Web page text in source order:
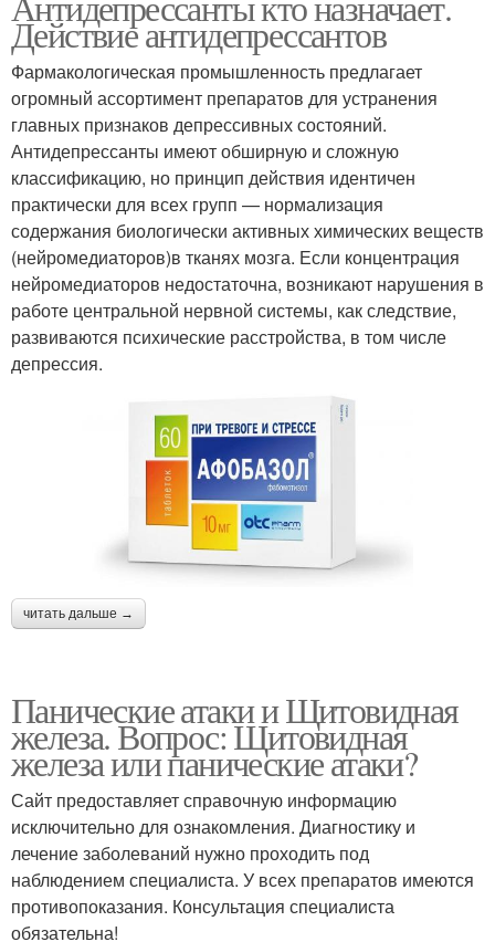
Действие антидепрессантов
Фармакологическая промышленность предлагает
огромный ассортимент препаратов для устранения
главных признаков депрессивных состояний.
Антидепрессанты имеют обширную и сложную
классификацию, но принцип действия идентичен
практически для всех групп — нормализация
содержания биологически активных химических веществ
(нейромедиаторов)в тканях мозга. Если концентрация
нейромедиаторов недостаточна, возникают нарушения в
работе центральной нервной системы, как следствие,
развиваются психические расстройства, в том числе
депрессия.
читать дальше →
Панические атаки и Щитовидная
железа. Вопрос: Щитовидная
железа или панические атаки?
Сайт предоставляет справочную информацию
исключительно для ознакомления. Диагностику и
лечение заболеваний нужно проходить под
наблюдением специалиста. У всех препаратов имеются
противопоказания. Консультация специалиста
обязательна!